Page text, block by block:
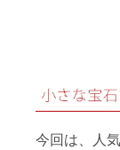
今回は、人